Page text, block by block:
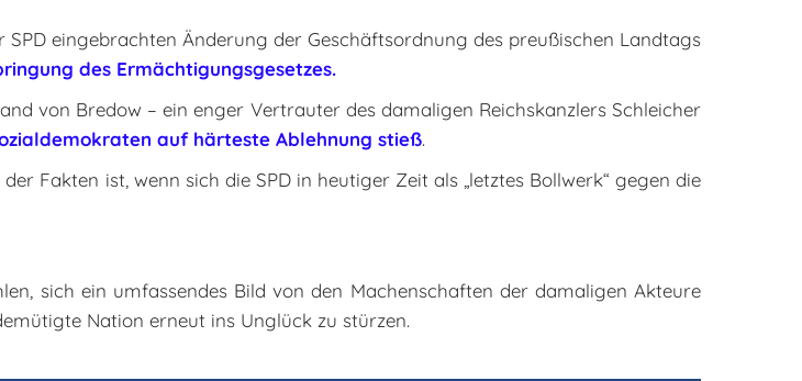
eingebrachten Änderung der Geschäftsordnung des preußischen Landtags
des Ermächtigungsgesetzes.
von Bredow – ein enger Vertrauter des damaligen Reichskanzlers Schleicher
auf härteste Ablehnung stieß.
Fakten ist, wenn sich die SPD in heutiger Zeit als „letztes Bollwerk“ gegen die
sich ein umfassendes Bild von den Machenschaften der damaligen Akteure
Nation erneut ins Unglück zu stürzen.